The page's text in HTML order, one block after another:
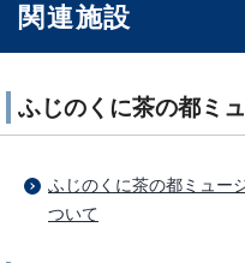
関連施設
ふじのくに茶の都ミ
ふじのくに茶の都ミュー
ついて